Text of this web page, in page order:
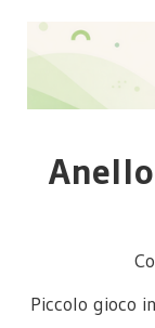
Piccolo gioco